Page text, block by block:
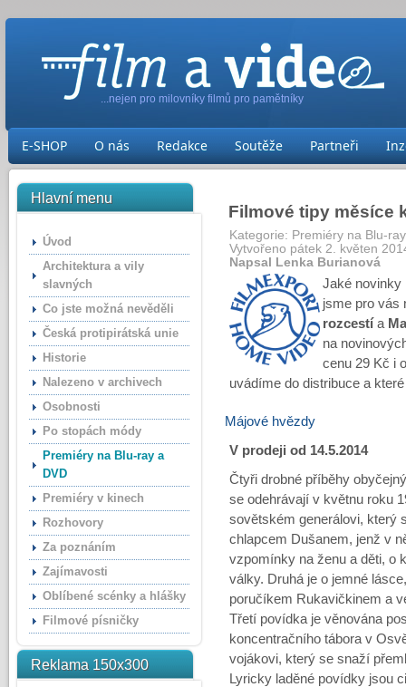
...nejen pro milovníky filmů pro pamětníky
E-SHOP O nás Redakce Soutěže Partneři
Hlavní menu
Úvod
Architektura a vily
slavných
Co jste možná nevěděli
Česká protipirátská unie
Historie
Nalezeno v archivech
Osobnosti
Po stopách módy
Premiéry na Blu-ray a
DVD
Premiéry v kinech
Rozhovory
Za poznáním
Zajímavosti
Oblíbené scénky a hlášky
Filmové písničky
Reklama 150x300
Filmové tipy měsíce
Kategorie: Premiéry na Blu-
Vytvořeno pátek 2. květen
Napsal Lenka Burianová
Jaké novinky
jsme pro vás
rozcestía
na
cenu 29 Kč i
uvádíme do distribuce a
Májové hvězdy
V prodeji od 14.5.2014
Čtyři drobné příběhy
se odehrávají v květnu roku
sovětském generálovi, který
chlapcem Dušanem, jenž v
vzpomínky na ženu a děti, o
války. Druhá je o jemné
poručíkem Rukavičkinem a
Třetí povídka je věnována
koncentračního tábora v
vojákovi, který se snaží
Lyricky laděné povídky jsou